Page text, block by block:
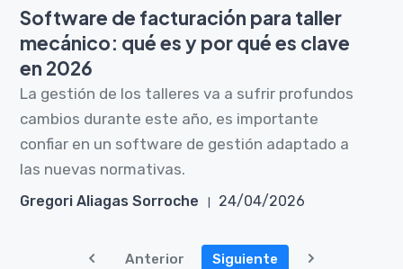
Software de facturación para taller
mecánico: qué es y por qué es clave
en 2026
La gestión de los talleres va a sufrir profundos
cambios durante este año, es importante
confiar en un software de gestión adaptado a
las nuevas normativas.
Gregori Aliagas Sorroche 24/04/2026
Anterior Siguiente